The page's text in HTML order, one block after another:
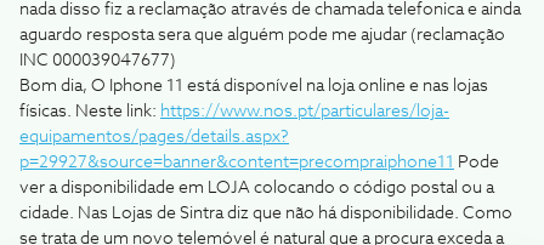
nada disso fiz a reclamação através de chamada telefonica e ainda
aguardo resposta sera que alguém pode me ajudar (reclamação
INC 000039047677)
Bom dia, O Iphone 11 está disponível na loja online e nas lojas
físicas. Neste link: https://www.nos.pt/particulares/loja-
equipamentos/pages/details.aspx?
p=29927&source=banner&content=precompraiphone11 Pode
ver a disponibilidade em LOJA colocando o código postal ou a
cidade. Nas Lojas de Sintra diz que não há disponibilidade. Como
se trata de um novo telemóvel é natural que a procura exceda a